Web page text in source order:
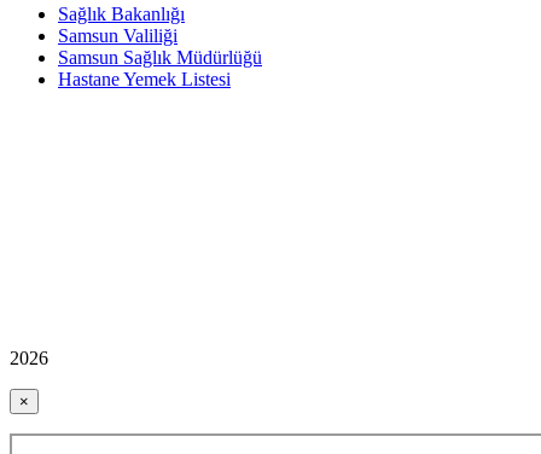
Sağlık Bakanlığı
Samsun Valiliği
Samsun Sağlık Müdürlüğü
Hastane Yemek Listesi
2026
×